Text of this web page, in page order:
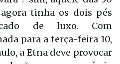
tinha os dois pés
de luxo. Com
para a terça-feira 10,
a Etna deve provocar